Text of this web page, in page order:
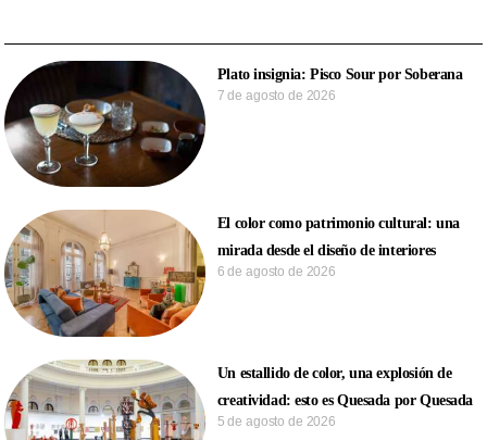
Plato insignia: Pisco Sour por Soberana
7 de agosto de 2026
El color como patrimonio cultural: una
mirada desde el diseño de interiores
6 de agosto de 2026
Un estallido de color, una explosión de
creatividad: esto es Quesada por Quesada
5 de agosto de 2026